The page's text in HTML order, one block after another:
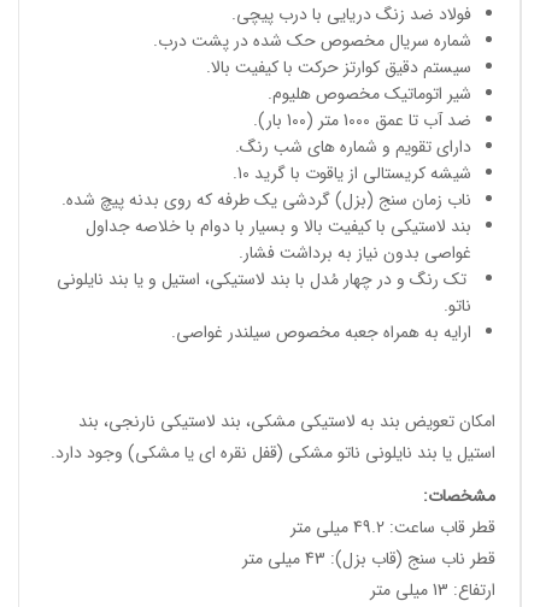
فولاد ضد زنگ دریایی با درب پیچی.
شماره سریال مخصوص حک شده در پشت درب.
سیستم دقیق کوارتز حرکت با کیفیت بالا.
شیر اتوماتیک مخصوص هلیوم.
ضد آب تا عمق 1000 متر (100 بار).
دارای تقویم و شماره های شب رنگ.
شیشه کریستالی از یاقوت با گرید 10.
ناب زمان سنج (بزل) گردشی یک طرفه که روی بدنه پیچ شده.
بند لاستیکی با کیفیت بالا و بسیار با دوام با خلاصه جداول
غواصی بدون نیاز به برداشت فشار.
تک رنگ و در چهار مُدل با بند لاستیکی، استیل و یا بند نایلونی
ناتو.
ارایه به همراه جعبه مخصوص سیلندر غواصی.
امکان تعویض بند به لاستیکی مشکی، بند لاستیکی نارنجی، بند
استیل یا بند نایلونی ناتو مشکی (قفل نقره ای یا مشکی) وجود دارد.
مشخصات:
قطر قاب ساعت: 49.2 میلی متر
قطر ناب سنج (قاب بزل): 43 میلی متر
ارتفاع: 13 میلی متر